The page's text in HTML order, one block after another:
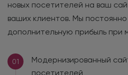
новых посетителей на ваш
ваших клиентов. Мы
дополнительную прибыль при
01
Модернизированный
посетителей